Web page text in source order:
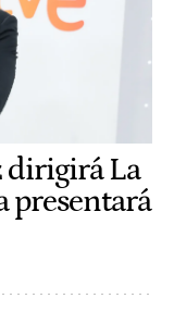
dirigirá La
presentará